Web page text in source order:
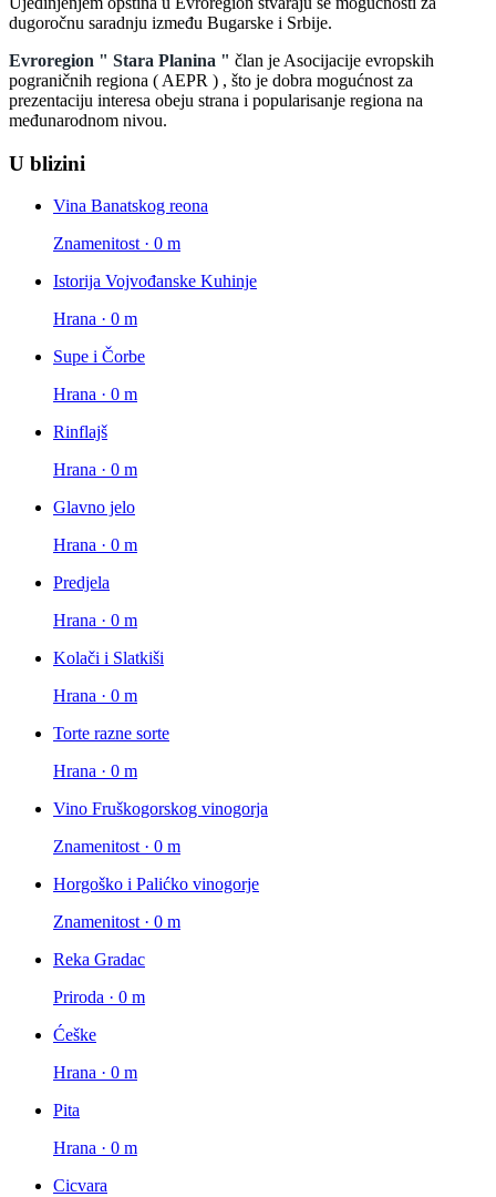
dugoročnu saradnju između Bugarske i Srbije.
Evroregion " Stara Planina " član je Asocijacije evropskih
pograničnih regiona ( AEPR ) , što je dobra mogućnost za
prezentaciju interesa obeju strana i popularisanje regiona na
međunarodnom nivou.
U blizini
Vina Banatskog reona
Znamenitost · 0 m
Istorija Vojvođanske Kuhinje
Hrana · 0 m
Supe i Čorbe
Hrana · 0 m
Rinflajš
Hrana · 0 m
Glavno jelo
Hrana · 0 m
Predjela
Hrana · 0 m
Kolači i Slatkiši
Hrana · 0 m
Torte razne sorte
Hrana · 0 m
Vino Fruškogorskog vinogorja
Znamenitost · 0 m
Horgoško i Palićko vinogorje
Znamenitost · 0 m
Reka Gradac
Priroda · 0 m
Ćeške
Hrana · 0 m
Pita
Hrana · 0 m
Cicvara